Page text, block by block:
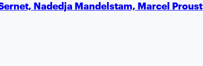
Nadedja Mandelstam, Marcel Proust